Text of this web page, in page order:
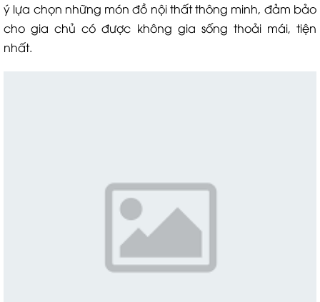
ý lựa chọn những món đồ nội thất thông minh, đảm bảo
cho gia chủ có được không gia sống thoải mái, tiện
nhất.